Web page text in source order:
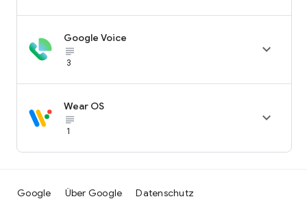
Google Voice
subject_black
3

Wear OS
subject_black
1

Google Über Google Datenschutz